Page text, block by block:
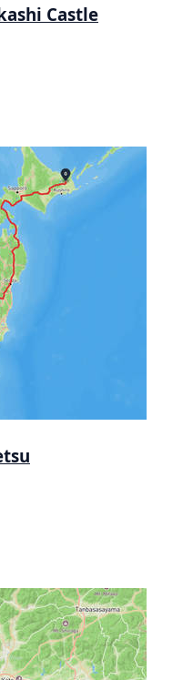
Castle